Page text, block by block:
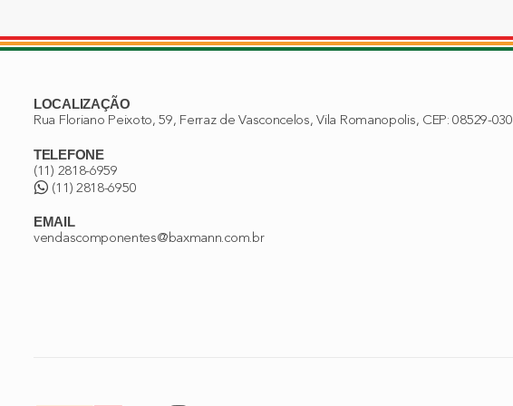
LOCALIZAÇÃO
Rua Floriano Peixoto, 59, Ferraz de Vasconcelos, Vila Romanopolis, CEP: 08529-030
TELEFONE
(11) 2818-6959
(11) 2818-6950
EMAIL
vendascomponentes@baxmann.com.br